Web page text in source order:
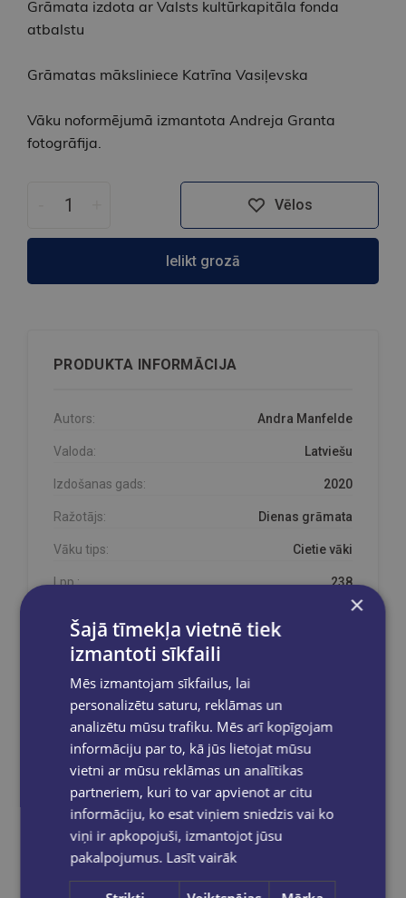
Grāmata izdota ar Valsts kultūrkapitāla fonda
atbalstu
Grāmatas māksliniece Katrīna Vasiļevska
Vāku noformējumā izmantota Andreja Granta
fotogrāfija.
Vēlos
Ielikt grozā
PRODUKTA INFORMĀCIJA
Autors: Andra Manfelde
Valoda: Latviešu
Izdošanas gads: 2020
Ražotājs: Dienas grāmata
Vāku tips: Cietie vāki
Lpp.: 238
9789934595028
Prece pieejama noliktavā!
Prece ir mūsu noliktavā un pieejama Jūsu
pasūtījumam.
Reģistrējies un saņem 10% atlaidi pilnas
cenas precēm.
Apmaksātie pasūtījumi tiek apstrādāti un
×
Šajā tīmekļa vietnē tiek
izmantoti sīkfaili
Mēs izmantojam sīkfailus, lai
personalizētu saturu, reklāmas un
analizētu mūsu trafiku. Mēs arī kopīgojam
informāciju par to, kā jūs lietojat mūsu
vietni ar mūsu reklāmas un analītikas
partneriem, kuri to var apvienot ar citu
informāciju, ko esat viņiem sniedzis vai ko
viņi ir apkopojuši, izmantojot jūsu
pakalpojumus. Lasīt vairāk